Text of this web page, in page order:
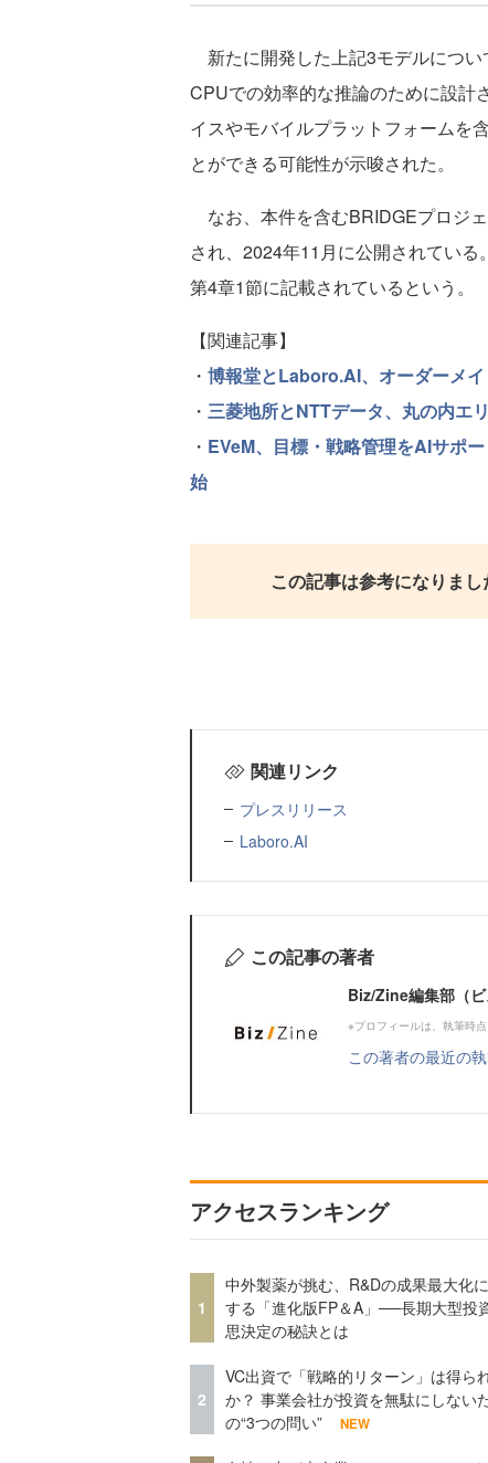
新たに開発した上記3モデルについ
CPUでの効率的な推論のために設計
イスやモバイルプラットフォームを
とができる可能性が示唆された。
なお、本件を含むBRIDGEプロジ
され、2024年11月に公開されてい
第4章1節に記載されているという。
【関連記事】
・ 博報堂とLaboro.AI、オーダーメ
・ 三菱地所とNTTデータ、丸の内エ
・ EVeM、目標・戦略管理をAIサポ
始
この記事は参考になりまし
関連リンク
プレスリリース
Laboro.AI
この記事の著者
Biz/Zine編集部（ビ
※プロフィールは、執筆時
この著者の最近の
アクセスランキング
1
中外製薬が挑む、R&Dの成果最大化
する「進化版FP＆A」──長期大型投
思決定の秘訣とは
2
VC出資で「戦略的リターン」は得ら
か？ 事業会社が投資を無駄にしない
の“3つの問い”
NEW